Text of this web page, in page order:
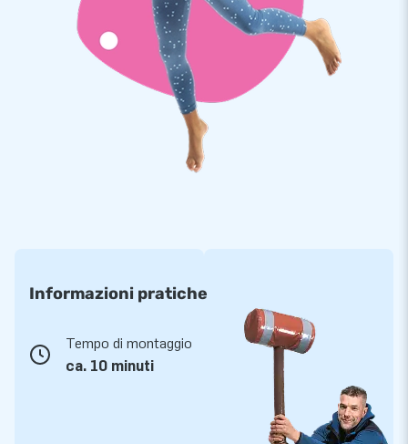
Informazioni pratiche
Tempo di montaggio
ca. 10 minuti